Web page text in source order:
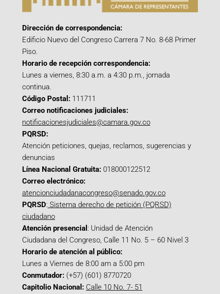
Dirección de correspondencia:
Edificio Nuevo del Congreso Carrera 7 No. 8-68 Primer
Piso.
Horario de recepción correspondencia:
Lunes a viernes, 8:30 a.m. a 4:30 p.m., jornada
continua.
Código Postal: 111711
Correo notificaciones judiciales:
notificacionesjudiciales@camara.gov.co
PQRSD:
Atención peticiones, quejas, reclamos, sugerencias y
denuncias
Línea Nacional Gratuita: 018000122512
Correo electrónico:
atencionciudadanacongreso@senado.gov.co
PQRSD: Sistema derecho de petición (PQRSD)
ciudadano
Atención presencial : Unidad de Atención
Ciudadana del Congreso, Calle 11 No. 5 – 60 Nivel 3
Horario de atención al público:
Lunes a Viernes de 8:00 am a 5:00 pm
Conmutador: (+57) (601) 8770720
Capitolio Nacional: Calle 10 No. 7- 51